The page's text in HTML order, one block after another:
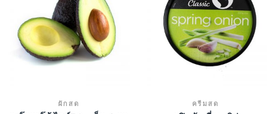
ผักสด ครีมสด